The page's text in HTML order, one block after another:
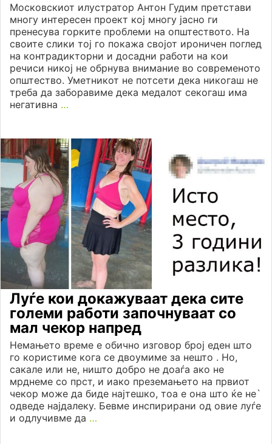
Московскиот илустратор Антон Гудим претстави
многу интересен проект кој многу јасно ги
пренесува горките проблеми на општеството. На
своите слики тој го покажа својот ироничен поглед
на контрадикторни и досадни работи на кои
речиси никој не обрнува внимание во современото
општество. Уметникот не потсети дека никогаш не
треба да заборавиме дека медалот секогаш има
негативна …
Луѓе кои докажуваат дека сите
големи работи започнуваат со
мал чекор напред
Немањето време е обично изговор број еден што
го користиме кога се двоумиме за нешто . Но,
сакале или не, ништо добро не доаѓа ако не
мрднеме со прст, и иако преземањето на првиот
чекор може да биде најтешко, тоа е она што ќе не`
одведе најдалеку. Бевме инспирирани од овие луѓе
и одлучивме да …